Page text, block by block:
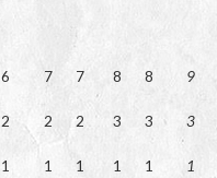
6 7 7 8 8 9
2 2 2 3 3 3
1 1 1 1 1 1